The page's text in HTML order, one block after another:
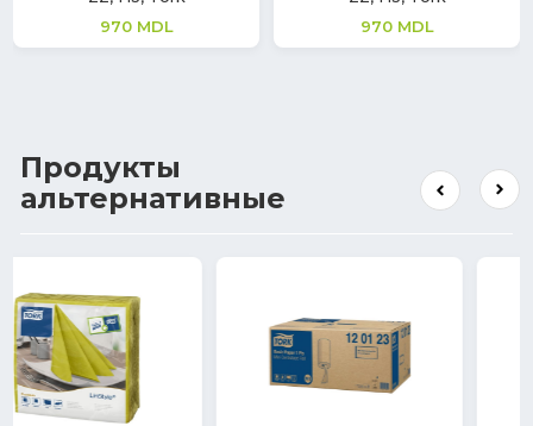
970 MDL
970 MDL
Продукты
альтернативные